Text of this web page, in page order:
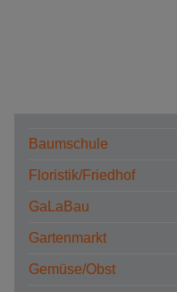
Baumschule
Floristik/Friedhof
GaLaBau
Gartenmarkt
Gemüse/Obst